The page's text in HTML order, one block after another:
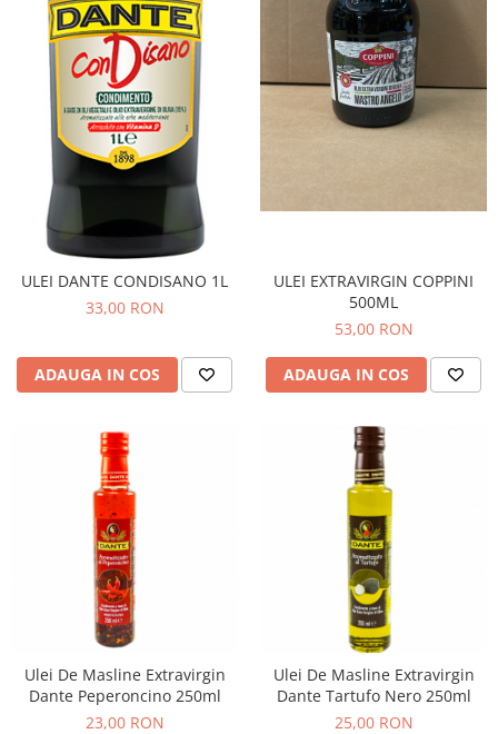
ULEI DANTE CONDISANO 1L
33,00 RON
ADAUGA IN COS
ULEI EXTRAVIRGIN COPPINI
500ML
53,00 RON
ADAUGA IN COS
Ulei De Masline Extravirgin
Dante Peperoncino 250ml
23,00 RON
Ulei De Masline Extravirgin
Dante Tartufo Nero 250ml
25,00 RON